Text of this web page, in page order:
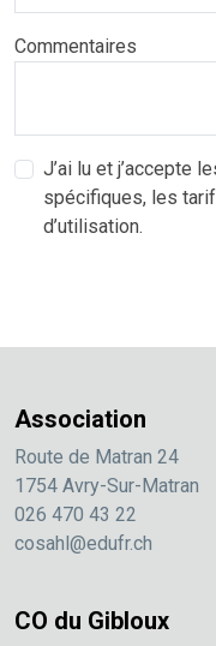
Commentaires
J’ai lu et j’accepte
spécifiques, les
d’utilisation.
Association
Route de Matran 24
1754 Avry-Sur-Matran
026 470 43 22
cosahl@edufr.ch
CO du Gibloux